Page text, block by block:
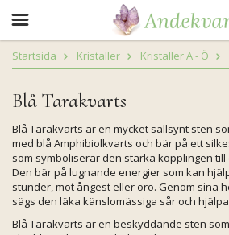
Startsida Kristaller Kristaller A - Ö
Blå Tarakvarts
Blå Tarakvarts är en mycket sällsynt sten
med blå Amphibiolkvarts och bär på ett
som symboliserar den starka kopplingen
Den bär på lugnande energier som kan
stunder, mot ångest eller oro. Genom sina
sägs den läka känslomässiga sår och
Blå Tarakvarts är en beskyddande sten